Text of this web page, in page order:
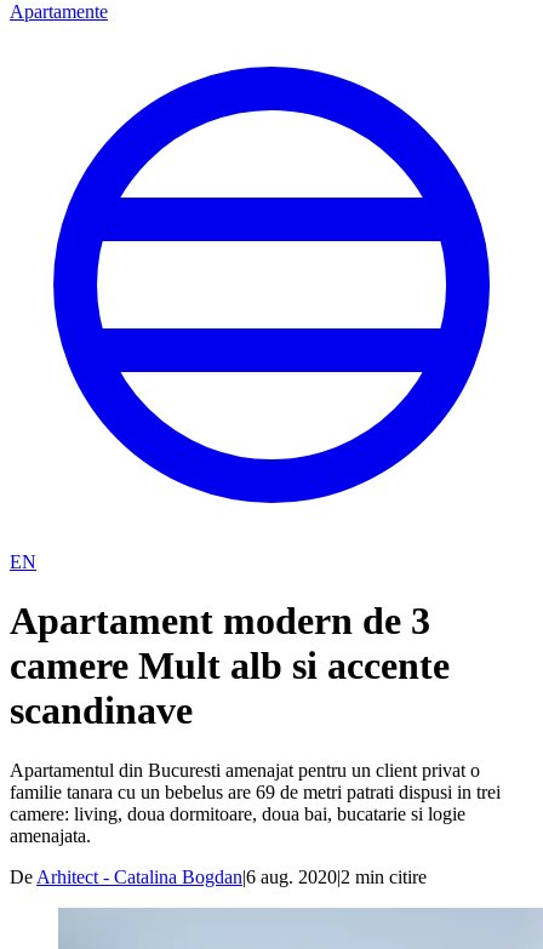
Apartamente
EN
Apartament modern de 3
camere Mult alb si accente
scandinave
Apartamentul din Bucuresti amenajat pentru un client privat o
familie tanara cu un bebelus are 69 de metri patrati dispusi in trei
camere: living, doua dormitoare, doua bai, bucatarie si logie
amenajata.
De Arhitect - Catalina Bogdan|6 aug. 2020|2 min citire